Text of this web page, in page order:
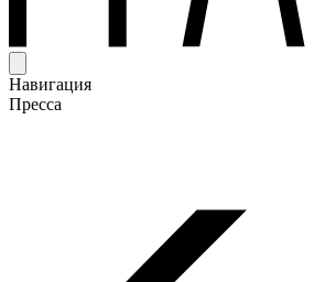
Навигация
Пресса